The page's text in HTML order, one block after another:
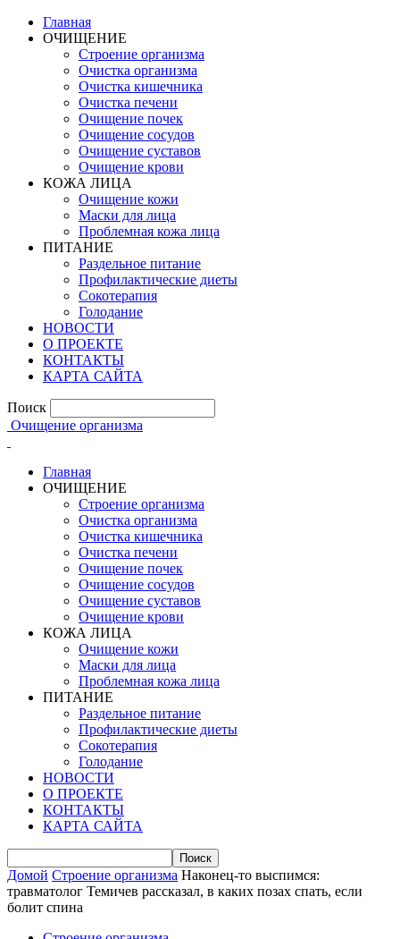
Главная
ОЧИЩЕНИЕ
Строение организма
Очистка организма
Очистка кишечника
Очистка печени
Очищение почек
Очищение сосудов
Очищение суставов
Очищение крови
КОЖА ЛИЦА
Очищение кожи
Маски для лица
Проблемная кожа лица
ПИТАНИЕ
Раздельное питание
Профилактические диеты
Сокотерапия
Голодание
НОВОСТИ
О ПРОЕКТЕ
КОНТАКТЫ
КАРТА САЙТА
Поиск
Очищение организма
Главная
ОЧИЩЕНИЕ
Строение организма
Очистка организма
Очистка кишечника
Очистка печени
Очищение почек
Очищение сосудов
Очищение суставов
Очищение крови
КОЖА ЛИЦА
Очищение кожи
Маски для лица
Проблемная кожа лица
ПИТАНИЕ
Раздельное питание
Профилактические диеты
Сокотерапия
Голодание
НОВОСТИ
О ПРОЕКТЕ
КОНТАКТЫ
КАРТА САЙТА
Домой Строение организма Наконец-то выспимся:
травматолог Темичев рассказал, в каких позах спать, если
болит спина